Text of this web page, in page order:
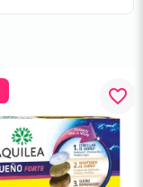
favorite_border